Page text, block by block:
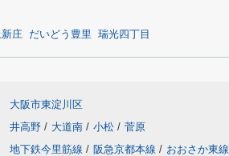
庄 だいどう豊里 瑞光四丁目
大阪市東淀川区
井高野 / 大道南 / 小松 / 菅原
地下鉄今里筋線 / 阪急京都本線 / おおさか東線